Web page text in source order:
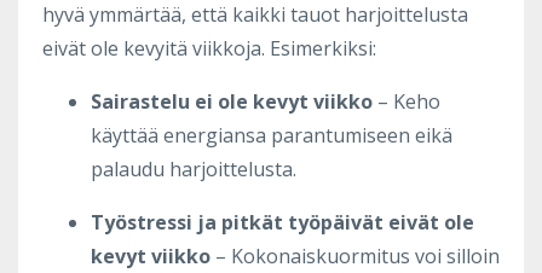
hyvä ymmärtää, että kaikki tauot harjoittelusta
eivät ole kevyitä viikkoja. Esimerkiksi:
Sairastelu ei ole kevyt viikko – Keho
käyttää energiansa parantumiseen eikä
palaudu harjoittelusta.
Työstressi ja pitkät työpäivät eivät ole
kevyt viikko – Kokonaiskuormitus voi silloin